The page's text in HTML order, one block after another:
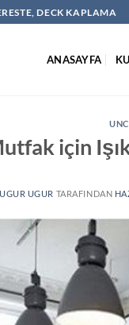
DECK KAPLAMA
ANASAYFA
için
UGUR UGUR TARAFINDAN